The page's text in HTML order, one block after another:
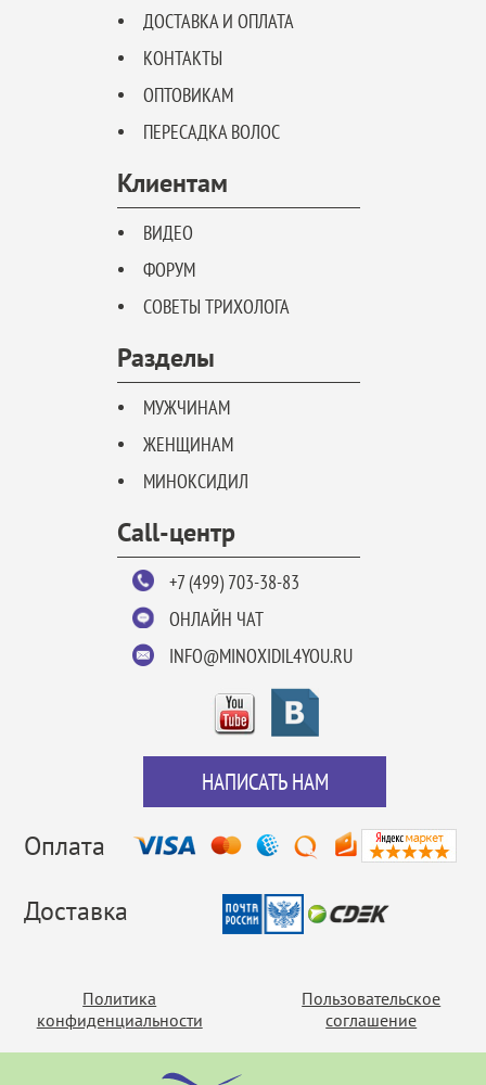
ДОСТАВКА И ОПЛАТА
КОНТАКТЫ
ОПТОВИКАМ
ПЕРЕСАДКА ВОЛОС
Клиентам
ВИДЕО
ФОРУМ
СОВЕТЫ ТРИХОЛОГА
Разделы
МУЖЧИНАМ
ЖЕНЩИНАМ
МИНОКСИДИЛ
Call-центр
+7 (499) 703-38-83
ОНЛАЙН ЧАТ
INFO@MINOXIDIL4YOU.RU
НАПИСАТЬ НАМ
Оплата
Доставка
Политика
конфиденциальности
Пользовательское
соглашение